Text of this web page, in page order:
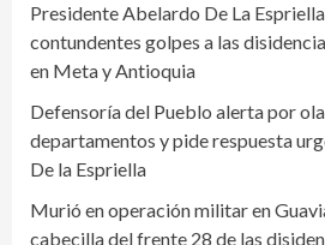
Presidente Abelardo De La
contundentes golpes a las
en Meta y Antioquia
Defensoría del Pueblo alerta por
departamentos y pide respuesta
De la Espriella
Murió en operación militar en
cabecilla del frente 28 de las